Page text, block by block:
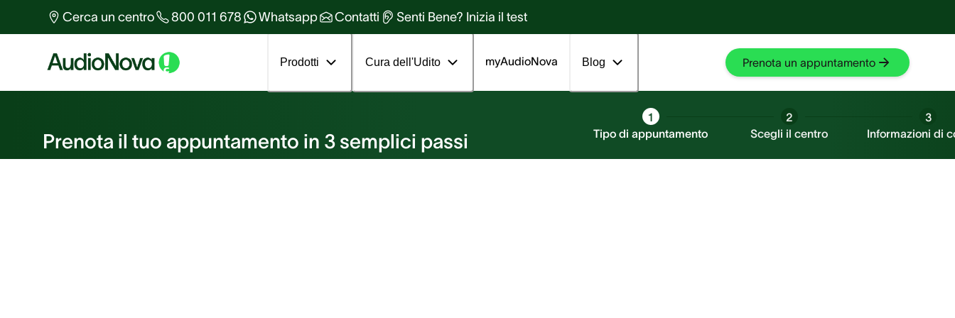
Cerca un centro 800 011 678 Whatsapp Contatti Senti Bene? Inizia il test
Prodotti Cura dell'Udito myAudioNova Blog Prenota un appuntamento
Prova SilentCloud
Prova SilentCloud
Prenota il tuo appuntamento in 3 semplici passi
1
Tipo di appuntamento
2
Scegli il centro
3
Informazioni di